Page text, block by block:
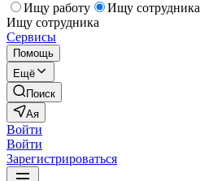
Ищу работу
Ищу сотрудника
Ищу сотрудника
Сервисы
Помощь
Ещё
Поиск
Ая
Войти
Войти
Зарегистрироваться